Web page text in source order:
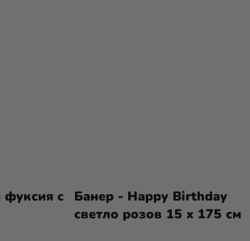
фуксия с
Банер - Happy Birthday
светло розов 15 x 175 см